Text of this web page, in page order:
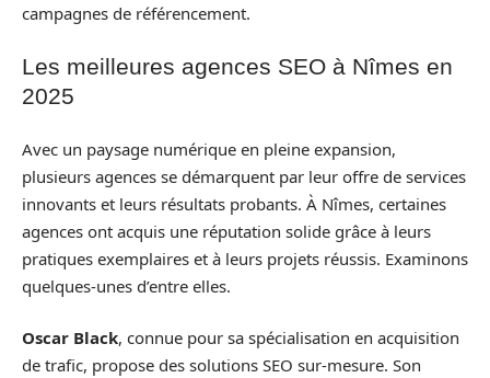
campagnes de référencement.
Les meilleures agences SEO à Nîmes en
2025
Avec un paysage numérique en pleine expansion,
plusieurs agences se démarquent par leur offre de services
innovants et leurs résultats probants. À Nîmes, certaines
agences ont acquis une réputation solide grâce à leurs
pratiques exemplaires et à leurs projets réussis. Examinons
quelques-unes d’entre elles.
Oscar Black, connue pour sa spécialisation en acquisition
de trafic, propose des solutions SEO sur-mesure. Son